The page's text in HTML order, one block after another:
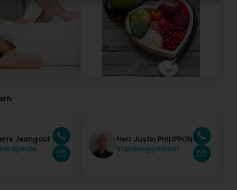
Jeangout
Herr Justin PHILIPPON
Krankengymnast